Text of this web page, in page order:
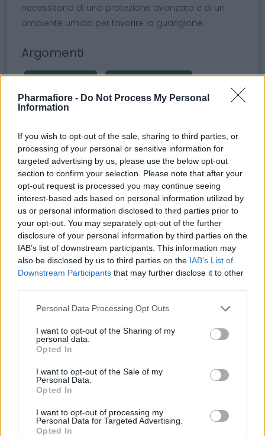
Pharmafiore - Do Not Process My Personal
Information
If you wish to opt-out of the sale, sharing to third parties, or
processing of your personal or sensitive information for
targeted advertising by us, please use the below opt-out
section to confirm your selection. Please note that after your
opt-out request is processed you may continue seeing
interest-based ads based on personal information utilized by
us or personal information disclosed to third parties prior to
your opt-out. You may separately opt-out of the further
disclosure of your personal information by third parties on the
IAB’s list of downstream participants. This information may
also be disclosed by us to third parties on the IAB’s List of
Downstream Participants that may further disclose it to other
Please note that this website/app uses one or more Google
not limited to your visit or usage behaviour. You may click to
grant or deny consent to Google and its third-party tags to
use your data for below specified purposes in below Google
consent section.
Personal Data Processing Opt Outs
I want to opt-out of the Sharing of my
personal data.
Opted In
I want to opt-out of the Sale of my
Personal Data.
Opted In
I want to opt-out of processing my
Personal Data for Targeted Advertising.
Opted In
necessitano di una protezione avanzata e di un
ambiente umido per favorire la guarigione.
Argomenti
medicazione con garza grassa
medicazione ferite
garza sterile
10x10 cm
protezione ferite
garza paraffinata
cura delle ferite
medicazione avanzata.
Potrebbero piacerti anche
In Offerta